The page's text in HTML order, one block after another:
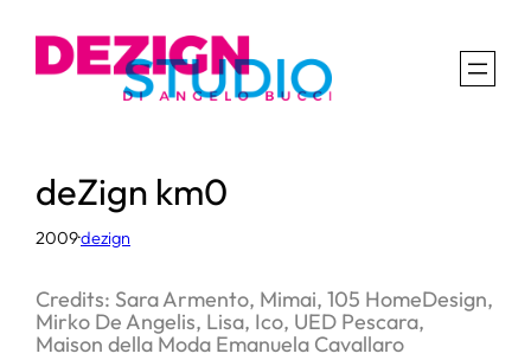
deZign km0
2009·dezign
Credits: Sara Armento, Mimai, 105 HomeDesign,
Mirko De Angelis, Lisa, Ico, UED Pescara,
Maison della Moda Emanuela Cavallaro